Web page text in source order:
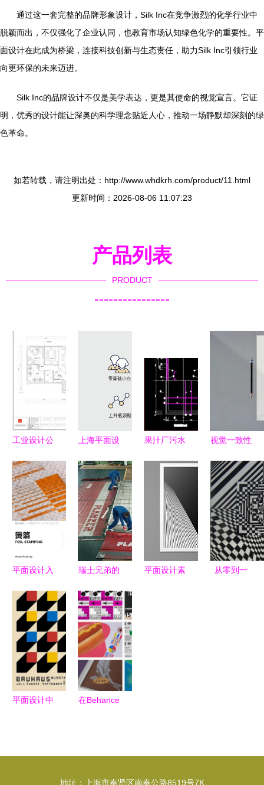
通过这一套完整的品牌形象设计，Silk Inc在竞争激烈的化学行业中
脱颖而出，不仅强化了企业认同，也教育市场认知绿色化学的重要性。平
面设计在此成为桥梁，连接科技创新与生态责任，助力Silk Inc引领行业
向更环保的未来迈进。
Silk Inc的品牌设计不仅是美学表达，更是其使命的视觉宣言。它证
明，优秀的设计能让深奥的科学理念贴近人心，推动一场静默却深刻的绿
色革命。
如若转载，请注明出处：http://www.whdkrh.com/product/11.html
更新时间：2026-08-06 11:07:23
产品列表
PRODUCT
----------------
工业设计公
精髓 刘松
柏与南风空
间设计3S
工作室的跨
界诠释
上海平面设
班深度解析
如何成为优
秀的平面设
计师
果汁厂污水
面解析与下
载指南
视觉一致性
何驱动活动
和品牌管理
机构的品牌
形象塑造
平面设计入
从零基础到
独立创作
瑞士兄弟的
废旧卡车防
雨布变身环
保包，年销
数十万的绿
色风潮
平面设计素
从零到一
平面设计中
在Behance
地址：上海市奉贤区南奉公路8519号7K